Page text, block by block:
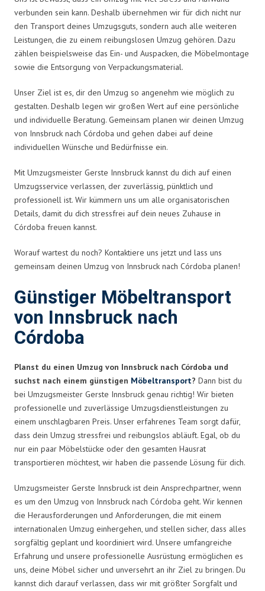
verbunden sein kann. Deshalb übernehmen wir für dich nicht nur
den Transport deines Umzugsguts, sondern auch alle weiteren
Leistungen, die zu einem reibungslosen Umzug gehören. Dazu
zählen beispielsweise das Ein- und Auspacken, die Möbelmontage
sowie die Entsorgung von Verpackungsmaterial.
Unser Ziel ist es, dir den Umzug so angenehm wie möglich zu
gestalten. Deshalb legen wir großen Wert auf eine persönliche
und individuelle Beratung. Gemeinsam planen wir deinen Umzug
von Innsbruck nach Córdoba und gehen dabei auf deine
individuellen Wünsche und Bedürfnisse ein.
Mit Umzugsmeister Gerste Innsbruck kannst du dich auf einen
Umzugsservice verlassen, der zuverlässig, pünktlich und
professionell ist. Wir kümmern uns um alle organisatorischen
Details, damit du dich stressfrei auf dein neues Zuhause in
Córdoba freuen kannst.
Worauf wartest du noch? Kontaktiere uns jetzt und lass uns
gemeinsam deinen Umzug von Innsbruck nach Córdoba planen!
Günstiger Möbeltransport
von Innsbruck nach
Córdoba
Planst du einen Umzug von Innsbruck nach Córdoba und
suchst nach einem günstigen Möbeltransport? Dann bist du
bei Umzugsmeister Gerste Innsbruck genau richtig! Wir bieten
professionelle und zuverlässige Umzugsdienstleistungen zu
einem unschlagbaren Preis. Unser erfahrenes Team sorgt dafür,
dass dein Umzug stressfrei und reibungslos abläuft. Egal, ob du
nur ein paar Möbelstücke oder den gesamten Hausrat
transportieren möchtest, wir haben die passende Lösung für dich.
Umzugsmeister Gerste Innsbruck ist dein Ansprechpartner, wenn
es um den Umzug von Innsbruck nach Córdoba geht. Wir kennen
die Herausforderungen und Anforderungen, die mit einem
internationalen Umzug einhergehen, und stellen sicher, dass alles
sorgfältig geplant und koordiniert wird. Unsere umfangreiche
Erfahrung und unsere professionelle Ausrüstung ermöglichen es
uns, deine Möbel sicher und unversehrt an ihr Ziel zu bringen. Du
kannst dich darauf verlassen, dass wir mit größter Sorgfalt und